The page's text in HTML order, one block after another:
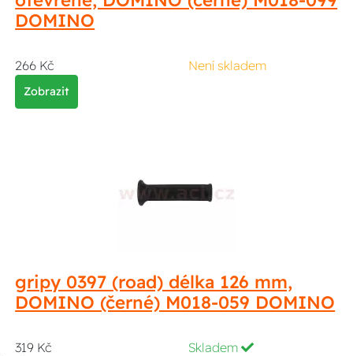
DOMINO
266 Kč Není skladem
Zobrazit
gripy 0397 (road) délka 126 mm,
DOMINO (černé) M018-059 DOMINO
319 Kč
Skladem